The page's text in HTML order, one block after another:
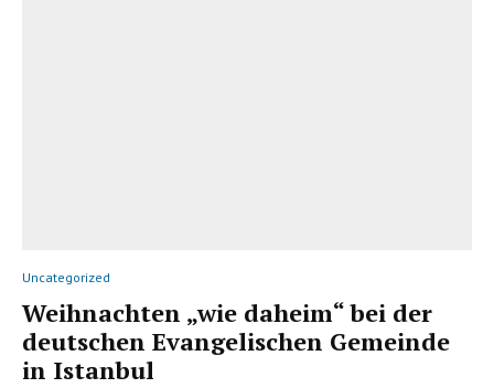
Uncategorized
Weihnachten „wie daheim“ bei der
deutschen Evangelischen Gemeinde
in Istanbul